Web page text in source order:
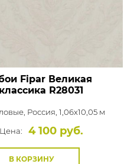
Fipar Великая
классика R28031
Россия, 1,06x10,05 м
Цена:
4 100 руб.
В КОРЗИНУ